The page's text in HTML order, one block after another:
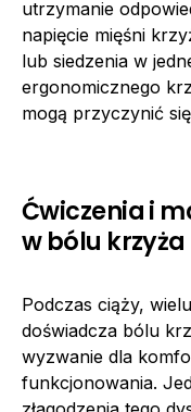
utrzymanie
napięcie mięśni
lub siedzenia w
ergonomicznego
mogą przyczynić
Ćwiczenia i
w bólu
Podczas ciąży,
doświadcza bólu
wyzwanie dla
funkcjonowania.